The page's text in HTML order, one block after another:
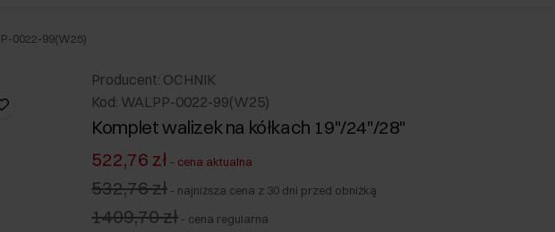
0022-99(W25)
Producent: OCHNIK
Kod: WALPP-0022-99(W25)
Komplet walizek na kółkach 19"/24"/28"
522,76 zł - cena aktualna
532,76 zł - najniższa cena z 30 dni przed obniżką
1409,70 zł - cena regularna